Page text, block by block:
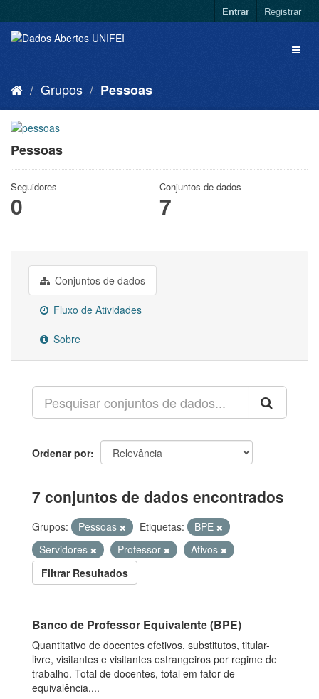
Entrar Registrar
Grupos Pessoas
Pessoas
Seguidores
0
Conjuntos de dados
7
Conjuntos de dados
Fluxo de Atividades
Sobre
Ordenar por
7 conjuntos de dados encontrados
Grupos: Pessoas Etiquetas:
BPE
Servidores
Professor
Ativos
Filtrar Resultados
Banco de Professor Equivalente (BPE)
Quantitativo de docentes efetivos, substitutos, titular-
livre, visitantes e visitantes estrangeiros por regime de
trabalho. Total de docentes, total em fator de
equivalência,...